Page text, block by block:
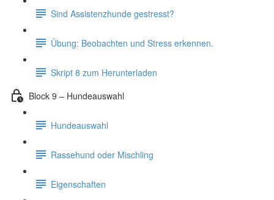
Sind Assistenzhunde gestresst?
Übung: Beobachten und Stress erkennen.
Skript 8 zum Herunterladen
Block 9 – Hundeauswahl
Hundeauswahl
Rassehund oder Mischling
Eigenschaften